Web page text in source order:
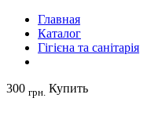
Главная
Каталог
Гігієна та санітарія
300 грн. Купить